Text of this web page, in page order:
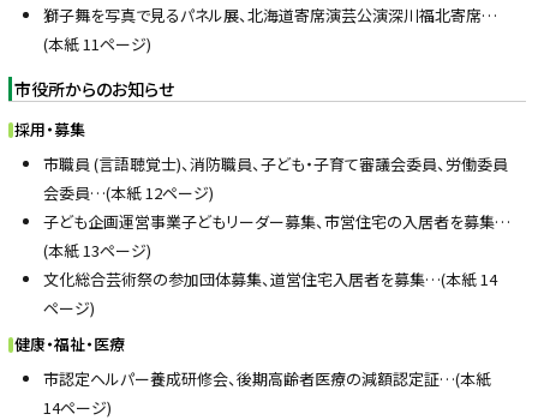
獅子舞を写真で見るパネル展、北海道寄席演芸公演深川福北寄席…
(本紙 11ページ)
市役所からのお知らせ
採用・募集
市職員 (言語聴覚士)、消防職員、子ども・子育て審議会委員、労働委員
会委員…(本紙 12ページ)
子ども企画運営事業子どもリーダー募集、市営住宅の入居者を募集…
(本紙 13ページ)
文化総合芸術祭の参加団体募集、道営住宅入居者を募集…(本紙 14
ページ)
健康・福祉・医療
市認定ヘルパー養成研修会、後期高齢者医療の減額認定証…(本紙
14ページ)